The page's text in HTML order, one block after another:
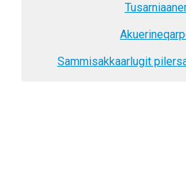
Sammisakkaarlugit